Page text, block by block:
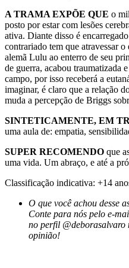
A TRAMA EXPÕE QUE o
posto por estar com lesões
ativa. Diante disso é
contrariado tem que atravessar
alemã Lulu ao enterro de seu
de guerra, acabou traumatizada
campo, por isso receberá a
imaginar, é claro que a relação
muda a percepção de Briggs
SINTETICAMENTE, EM
uma aula de: empatia,
SUPER RECOMENDO que
uma vida. Um abraço, e até a
Classificação indicativa: +14
O que você achou desse
Conte para nós pelo e-
no perfil @deborasalvaro
opinião!